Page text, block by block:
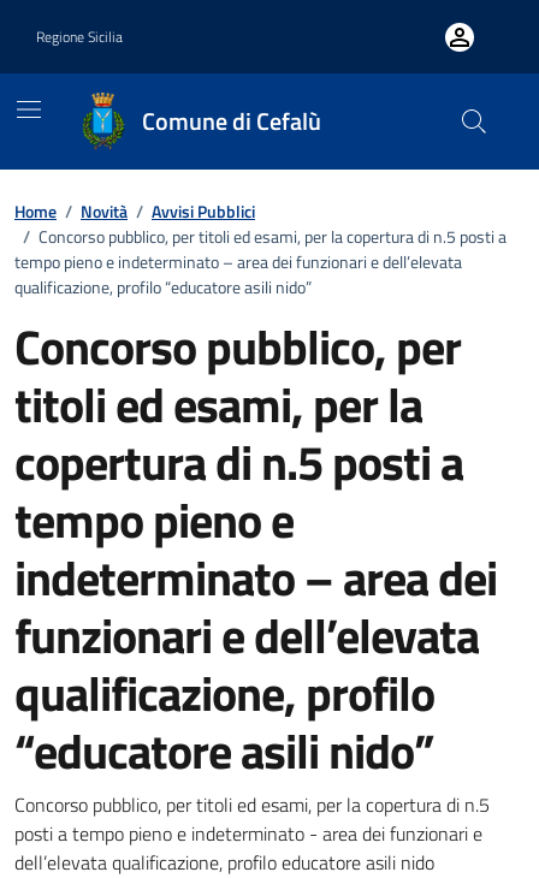
Regione Sicilia
Comune di Cefalù
Home / Novità / Avvisi Pubblici
/ Concorso pubblico, per titoli ed esami, per la copertura di n.5 posti a
tempo pieno e indeterminato – area dei funzionari e dell’elevata
qualificazione, profilo “educatore asili nido”
Concorso pubblico, per
titoli ed esami, per la
copertura di n.5 posti a
tempo pieno e
indeterminato – area dei
funzionari e dell’elevata
qualificazione, profilo
“educatore asili nido”
Dettagli della notizia
Concorso pubblico, per titoli ed esami, per la copertura di n.5
posti a tempo pieno e indeterminato - area dei funzionari e
dell’elevata qualificazione, profilo educatore asili nido